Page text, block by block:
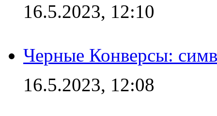
16.5.2023, 12:10
Черные Конверсы:
16.5.2023, 12:08